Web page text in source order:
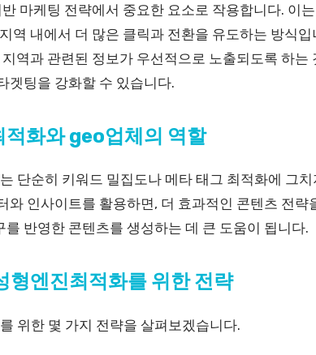
마케팅 전략에서 중요한 요소로 작용합니다. 이
역 내에서 더 많은 클릭과 전환을 유도하는 방식
역과 관련된 정보가 우선적으로 노출되도록 하
겟팅을 강화할 수 있습니다.
적화와 geo업체의 역할
단순히 키워드 밀집도나 메타 태그 최적화에 그치
와 인사이트를 활용하면, 더 효과적인 콘텐츠 전
를 반영한 콘텐츠를 생성하는 데 큰 도움이 됩니다.
형엔진최적화를 위한 전략
위한 몇 가지 전략을 살펴보겠습니다.